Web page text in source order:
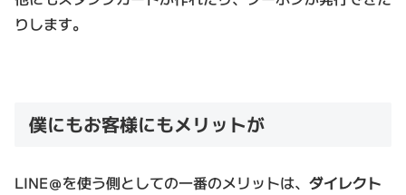
りします。
僕にもお客様にもメリットが
LINE＠を使う側としての一番のメリットは、 ダイレクト